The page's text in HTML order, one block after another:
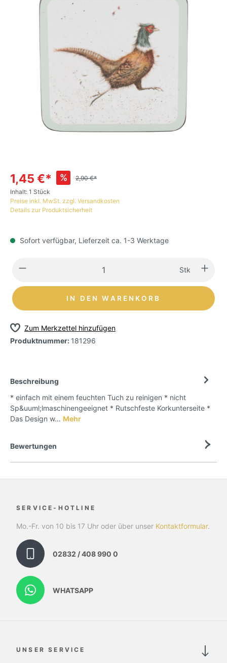
1,45 €* %
2,90 €*
Inhalt: 1 Stück
Preise inkl. MwSt. zzgl. Versandkosten
Details zur Produktsicherheit
Sofort verfügbar, Lieferzeit ca. 1-3 Werktage
Stk
IN DEN WARENKORB
Zum Merkzettel hinzufügen
Produktnummer: 181296
Beschreibung
* einfach mit einem feuchten Tuch zu reinigen * nicht
Sp&uuml;lmaschinengeeignet * Rutschfeste Korkunterseite *
Das Design w… Mehr
Bewertungen
SERVICE-HOTLINE
Mo.-Fr. von 10 bis 17 Uhr oder über unser Kontaktformular.
02832 / 408 990 0
WHATSAPP
UNSER SERVICE